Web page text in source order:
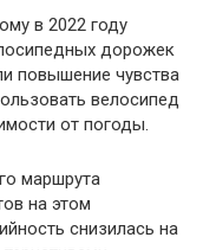
в 2022 году
дорожек
повышение чувства
велосипед
от погоды.
маршрута
на этом
снизилась на